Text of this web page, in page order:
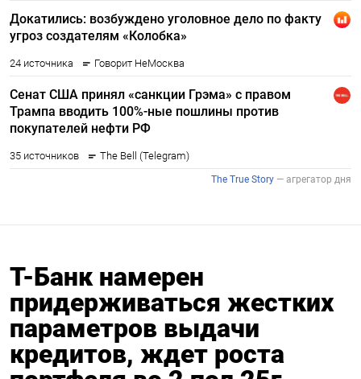
Т-Банк намерен
придерживаться жестких
параметров выдачи
кредитов, ждет роста